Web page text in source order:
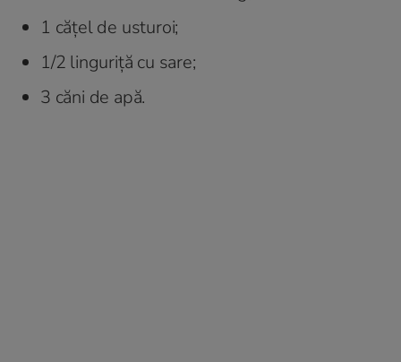
1 cățel de usturoi;
1/2 linguriță cu sare;
3 căni de apă.